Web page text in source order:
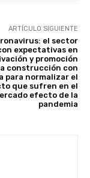
ARTÍCULO SIGUIENTE
el sector
expectativas en
y promoción
construcción con
para normalizar el
que sufren en el
efecto de la
pandemia